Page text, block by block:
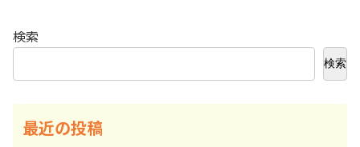
検索
検索
最近の投稿